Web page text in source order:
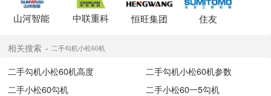
山河智能 中联重科 恒旺集团 住友
相关搜索 二手勾机小松60机
二手勾机小松60机高度
二手勾机小松60机参数
二手小松60勾机
二手小松60一5勾机